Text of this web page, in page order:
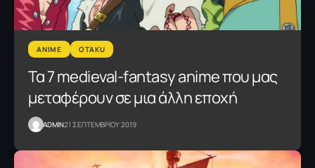
ANIME OTAKU
Τα 7 medieval-fantasy anime που μας
μεταφέρουν σε μια άλλη εποχή
ADMIN21 ΣΕΠΤΕΜΒΡΙΟΥ 2019